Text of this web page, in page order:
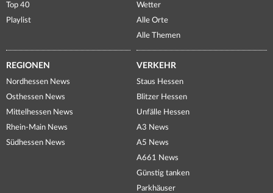
Top 40
Playlist
Wetter
Alle Orte
Alle Themen
REGIONEN
Nordhessen News
Osthessen News
Mittelhessen News
Rhein-Main News
Südhessen News
VERKEHR
Staus Hessen
Blitzer Hessen
Unfälle Hessen
A3 News
A5 News
A661 News
Günstig tanken
Parkhäuser